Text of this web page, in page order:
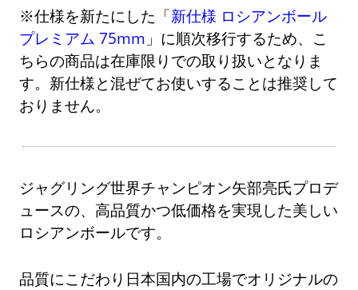
※仕様を新たにした「新仕様 ロシアンボール
プレミアム 75mm 」に順次移行するため、こ
ちらの商品は在庫限りでの取り扱いとなりま
す。新仕様と混ぜてお使いすることは推奨して
おりません。
ジャグリング世界チャンピオン矢部亮氏プロデ
ュースの、高品質かつ低価格を実現した美しい
ロシアンボールです。
品質にこだわり日本国内の工場でオリジナルの